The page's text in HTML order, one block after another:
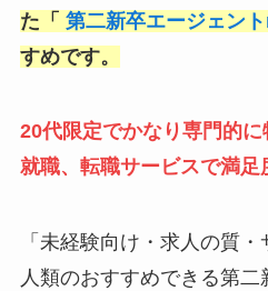
た「 第二新卒エージェン
すめです。
20代限定でかなり専門的
就職、転職サービスで満足
「未経験向け・求人の質
人類のおすすめできる第